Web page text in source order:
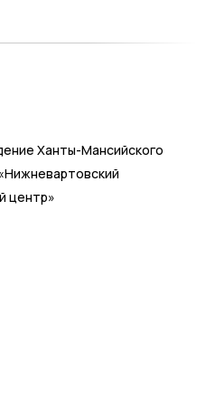
Ханты-Мансийского
центр»